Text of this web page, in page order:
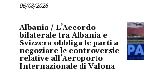
06/08/2026
Albania / L’Accordo
bilaterale tra Albania e
Svizzera obbliga le parti a
negoziare le controversie
relative all’Aeroporto
Internazionale di Valona